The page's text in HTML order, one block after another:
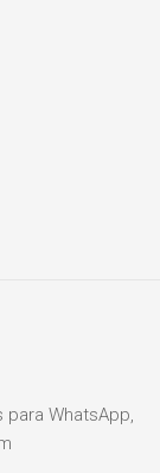
para WhatsApp,